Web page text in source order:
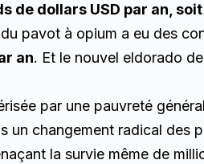
de dollars USD par an,
pavot à opium a eu des
an. Et le nouvel eldorado
par une pauvreté
un changement radical
la survie même de